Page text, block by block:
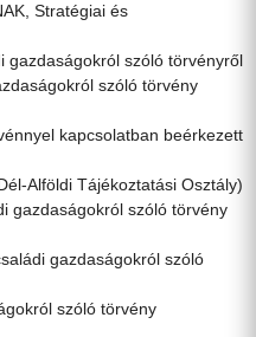
Stratégiai és
gazdaságokról szóló törvényről
szóló törvény
kapcsolatban beérkezett
Alföldi Tájékoztatási Osztály)
gazdaságokról szóló törvény
gazdaságokról szóló
szóló törvény